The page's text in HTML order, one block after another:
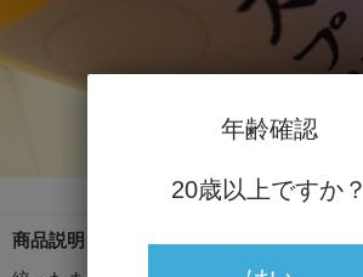
商品説明
年齢確認
20歳以上ですか？